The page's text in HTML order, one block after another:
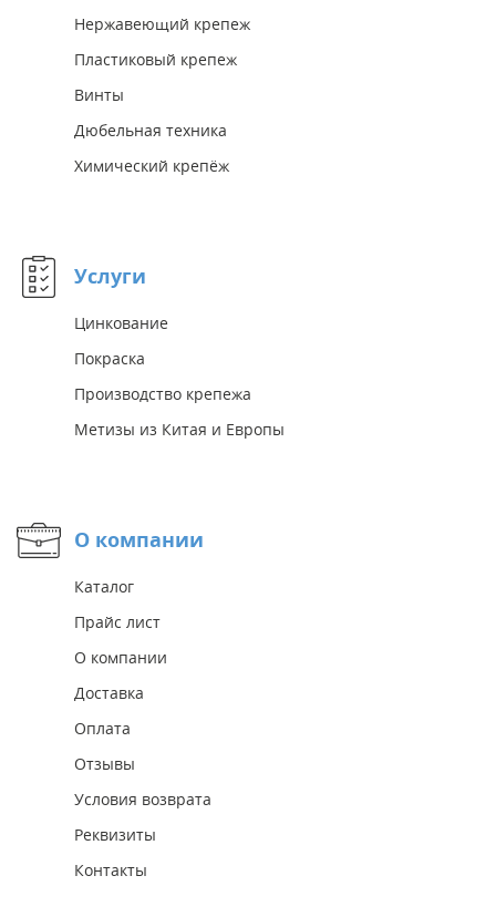
Нержавеющий крепеж
Пластиковый крепеж
Винты
Дюбельная техника
Химический крепёж
Услуги
Цинкование
Покраска
Производство крепежа
Метизы из Китая и Европы
О компании
Каталог
Прайс лист
О компании
Доставка
Оплата
Отзывы
Условия возврата
Реквизиты
Контакты